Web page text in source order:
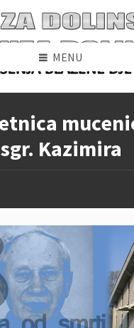
MENU
Kazimira